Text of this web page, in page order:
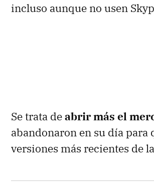
incluso aunque no usen
Se trata deabrir más el
abandonaron en su día para
versiones más recientes de